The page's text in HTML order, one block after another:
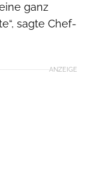
ganz
sagte Chef-
ANZEIGE